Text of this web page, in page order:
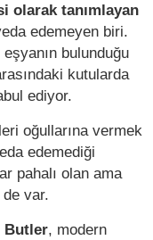
tanımlayan
edemeyen biri.
bulunduğu
kutularda
ediyor.
oğullarına vermek
edemediği
pahalı olan ama
var.
Butler, modern